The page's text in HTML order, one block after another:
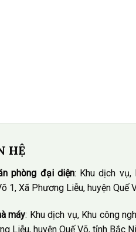
HỆ
phòng đại diện: Khu dịch vụ,
1, Xã Phương Liễu, huyện Quế
máy: Khu dịch vụ, Khu công
Liễu, huyện Quế Võ, tỉnh Bắc